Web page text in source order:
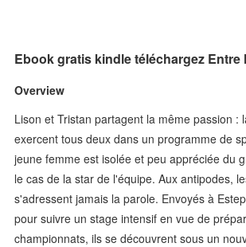
Ebook gratis kindle téléchargez Entre
Overview
Lison et Tristan partagent la même passion :
exercent tous deux dans un programme de
jeune femme est isolée et peu appréciée du
le cas de la star de l'équipe. Aux antipodes,
s'adressent jamais la parole. Envoyés à
pour suivre un stage intensif en vue de
championnats, ils se découvrent sous un